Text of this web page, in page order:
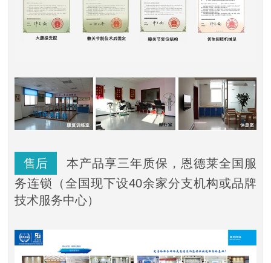
售后
本产品享三年质保，恩德莱全国服
务连锁（全国现下设40余家分支机构或品牌
技术服务中心）